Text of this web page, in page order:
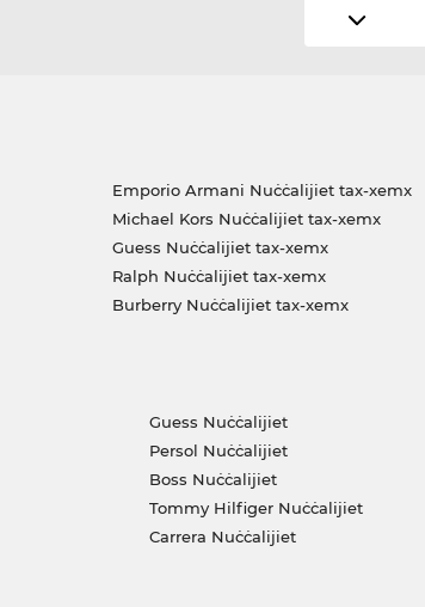
Emporio Armani Nuċċalijiet tax-xemx
Michael Kors Nuċċalijiet tax-xemx
Guess Nuċċalijiet tax-xemx
Ralph Nuċċalijiet tax-xemx
Burberry Nuċċalijiet tax-xemx
Guess Nuċċalijiet
Persol Nuċċalijiet
Boss Nuċċalijiet
Tommy Hilfiger Nuċċalijiet
Carrera Nuċċalijiet